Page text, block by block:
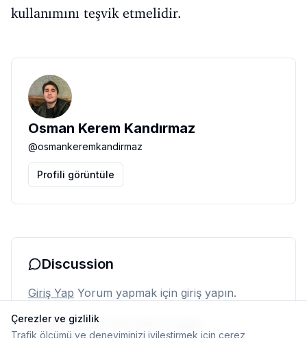
kullanımını teşvik etmelidir.
Osman Kerem Kandırmaz
@osmankeremkandirmaz
Profili görüntüle
Discussion
Giriş Yap Yorum yapmak için giriş yapın.
Henüz yorum yok. İlk yorumu siz yapın.
Çerezler ve gizlilik
Trafik ölçümü ve deneyiminizi iyileştirmek için çerez